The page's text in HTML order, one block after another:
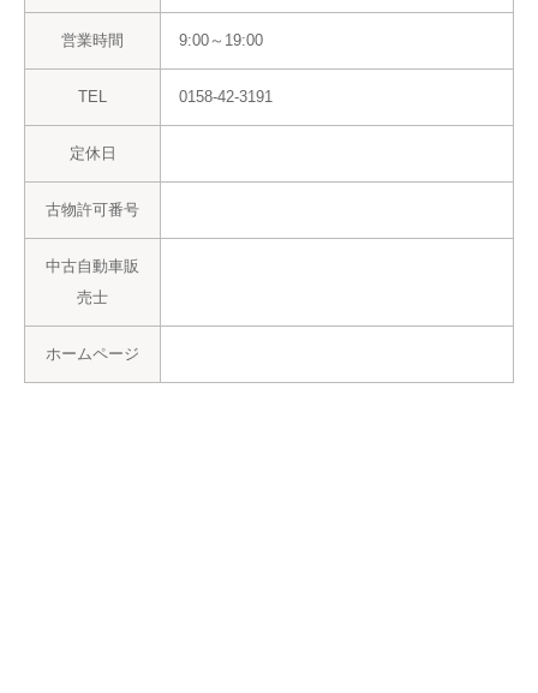
営業時間 9:00～19:00
TEL 0158-42-3191
定休日
古物許可番号
中古自動車販
売士
ホームページ